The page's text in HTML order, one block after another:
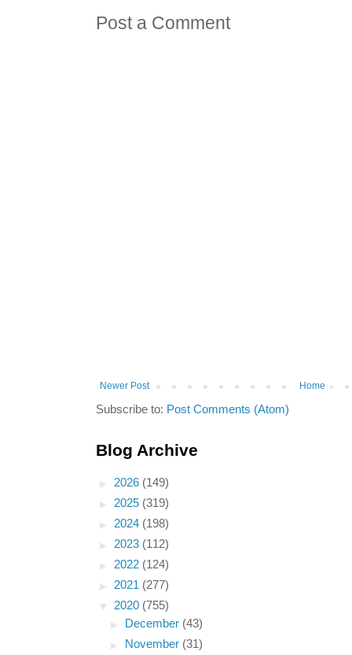
Post a Comment
Newer Post Home
Subscribe to: Post Comments (Atom)
Blog Archive
► 2026 (149)
► 2025 (319)
► 2024 (198)
► 2023 (112)
► 2022 (124)
► 2021 (277)
▼ 2020 (755)
►
December (43)
►
November (31)